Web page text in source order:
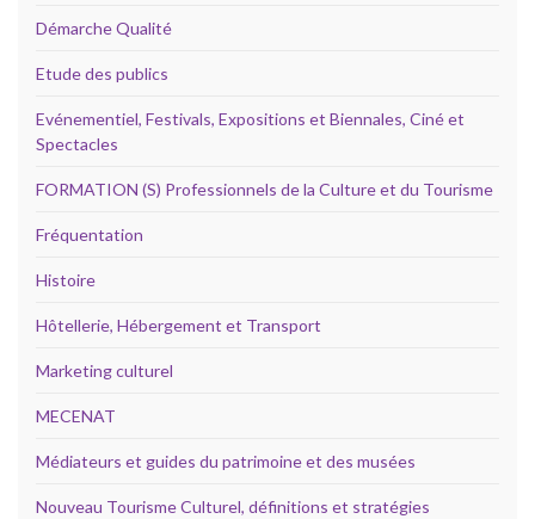
Démarche Qualité
Etude des publics
Evénementiel, Festivals, Expositions et Biennales, Ciné et
Spectacles
FORMATION (S) Professionnels de la Culture et du Tourisme
Fréquentation
Histoire
Hôtellerie, Hébergement et Transport
Marketing culturel
MECENAT
Médiateurs et guides du patrimoine et des musées
Nouveau Tourisme Culturel, définitions et stratégies